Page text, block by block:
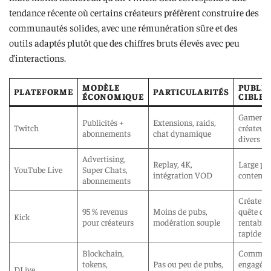
tendance récente où certains créateurs préfèrent construire des
communautés solides, avec une rémunération sûre et des
outils adaptés plutôt que des chiffres bruts élevés avec peu
d’interactions.
PLATEFORME
MODÈLE
ÉCONOMIQUE
PARTICULARITÉS
PUBLIC
CIBLE
Twitch
Publicités +
abonnements
Extensions, raids,
chat dynamique
Gamers,
créateurs
divers
YouTube Live
Advertising,
Super Chats,
abonnements
Replay, 4K,
intégration VOD
Large
contenu
Kick
95 % revenus
pour créateurs
Moins de pubs,
modération souple
quête de
rapide
Blockchain,
tokens,
Pas ou peu de pubs,